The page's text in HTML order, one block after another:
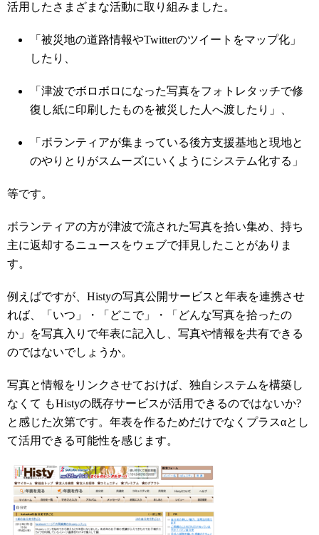
活用したさまざまな活動に取り組みました。
「被災地の道路情報やTwitterのツイートをマップ化」
したり、
「津波でボロボロになった写真をフォトレタッチで修
復し紙に印刷したものを被災した人へ渡したり」、
「ボランティアが集まっている後方支援基地と現地と
のやりとりがスムーズにいくようにシステム化する」
等です。
ボランティアの方が津波で流された写真を拾い集め、持ち
主に返却するニュースをウェブで拝見したことがありま
す。
例えばですが、Histyの写真公開サービスと年表を連携させ
れば、「いつ」・「どこで」・「どんな写真を拾ったの
か」を写真入りで年表に記入し、写真や情報を共有できる
のではないでしょうか。
写真と情報をリンクさせておけば、独自システムを構築し
なくて もHistyの既存サービスが活用できるのではないか?
と感じた次第です。年表を作るためだけでなくプラスαとし
て活用できる可能性を感じます。